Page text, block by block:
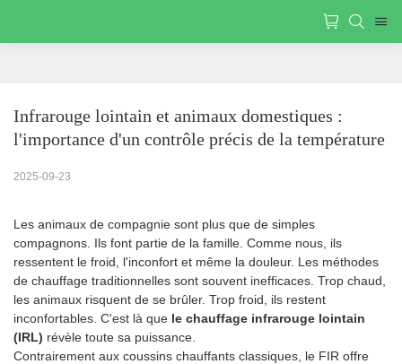
Infrarouge lointain et animaux domestiques :
l'importance d'un contrôle précis de la température
2025-09-23
Les animaux de compagnie sont plus que de simples
compagnons. Ils font partie de la famille. Comme nous, ils
ressentent le froid, l'inconfort et même la douleur. Les méthodes
de chauffage traditionnelles sont souvent inefficaces. Trop chaud,
les animaux risquent de se brûler. Trop froid, ils restent
inconfortables. C'est là que le chauffage infrarouge lointain
(IRL) révèle toute sa puissance.
Contrairement aux coussins chauffants classiques, le FIR offre